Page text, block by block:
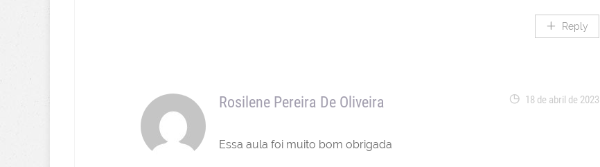
Reply
Rosilene Pereira De Oliveira 18 de abril de 2023
Essa aula foi muito bom obrigada